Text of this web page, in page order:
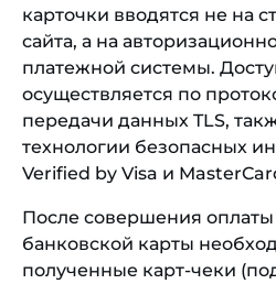
карточки вводятся не на
сайта, а на
платежной системы.
осуществляется по
передачи данных TLS,
технологии безопасных
Verified by Visa и
После совершения
банковской карты
полученные карт-чеки